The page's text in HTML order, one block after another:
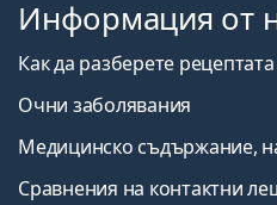
Информация от
Как да разберете
Очни заболявания
Медицинско съдържание,
Сравнения на контактни